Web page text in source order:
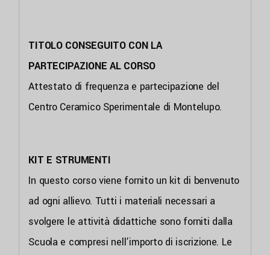
TITOLO CONSEGUITO CON LA
PARTECIPAZIONE AL CORSO
Attestato di frequenza e partecipazione del
Centro Ceramico Sperimentale di Montelupo.
KIT E STRUMENTI
In questo corso viene fornito un kit di benvenuto
ad ogni allievo. Tutti i materiali necessari a
svolgere le attività didattiche sono forniti dalla
Scuola e compresi nell’importo di iscrizione. Le